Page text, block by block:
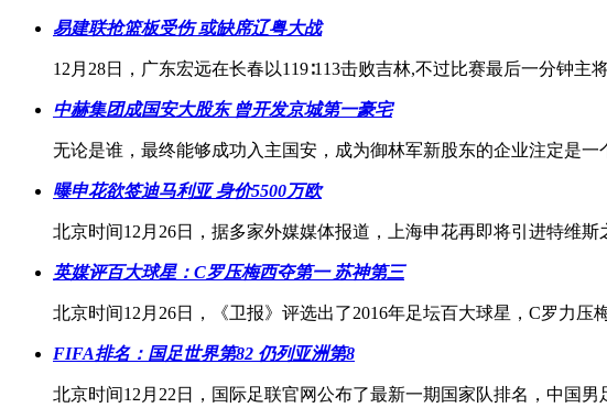
易建联抢篮板受伤 或缺席辽粤大战
12月28日，广东宏远在长春以119∶113击败吉林,不过比赛最后一分钟主
中赫集团成国安大股东 曾开发京城第一豪宅
无论是谁，最终能够成功入主国安，成为御林军新股东的企业注定是
曝申花欲签迪马利亚 身价5500万欧
北京时间12月26日，据多家外媒媒体报道，上海申花再即将引进特维
英媒评百大球星：C罗压梅西夺第一 苏神第三
北京时间12月26日，《卫报》评选出了2016年足坛百大球星，C罗力
FIFA排名：国足世界第82 仍列亚洲第8
北京时间12月22日，国际足联官网公布了最新一期国家队排名，中国男